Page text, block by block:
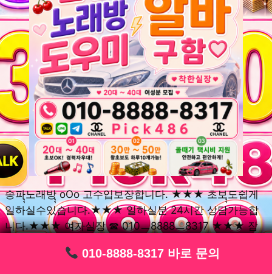
010-8888-8317 바로 문의
010-8888-8317 바로 문의
010-8888-8317 바로 문의
010-8888-8317 바로 문의
010-8888-8317 바로 문의
010-8888-8317 바로 문의
송파ุุ노래방ุุ oOo 고수입보장합니다. ★★★ 초보ุุ도쉽게
일하실수있습니다.★★★ 일하실분 24시간 상담가능합
니다.★★★ 여자실장 ☎ 010ㅡ8888ㅡ8317 ★★★ 잠
세요. 여성ㅣุุ알바ุุㅣ여기 신천동ุุ노래방ุุ ◞✿ 풍납동ุุ노래방ุุ
010-8888-8317 바로 문의
010-8888-8317 바로 문의
010-8888-8317 바로 문의